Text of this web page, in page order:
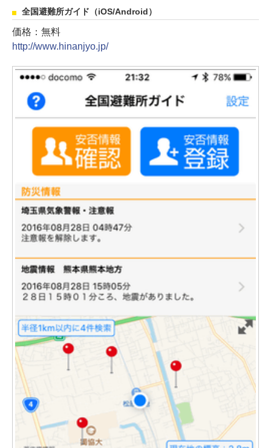
全国避難所ガイド（iOS/Android）
価格：無料
http://www.hinanjyo.jp/